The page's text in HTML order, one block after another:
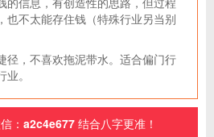
也不太能存住钱（特殊行业另当别
径，不喜欢拖泥带水。适合偏门行
。
： a2c4e677 结合八字更准！